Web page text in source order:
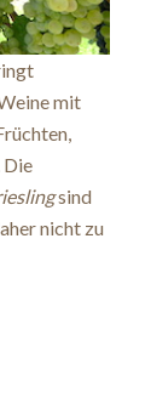
mit
sind
nicht zu